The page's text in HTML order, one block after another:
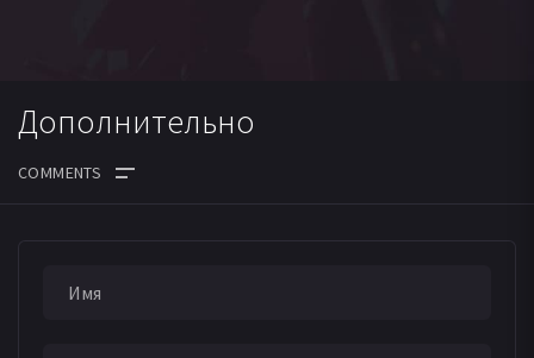
Дополнительно